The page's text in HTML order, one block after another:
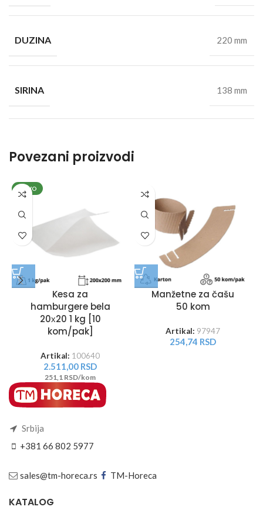
DUZINA 220 mm
SIRINA 138 mm
Povezani proizvodi
NOVO
Kesa za
hamburgere bela
20х20 1 kg [10
kom/pak]
Artikal: 100640
2.511,00 RSD
251,1 RSD/kom
Manžetne za čašu
50 kom
Artikal: 97947
254,74 RSD
Srbija
+381 66 802 5977
sales@tm-horeca.rs TM-Horeca
KATALOG